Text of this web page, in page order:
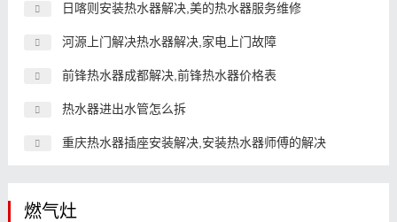
日喀则安装热水器解决,美的热水器服务维修
河源上门解决热水器解决,家电上门故障
前锋热水器成都解决,前锋热水器价格表
热水器进出水管怎么拆
重庆热水器插座安装解决,安装热水器师傅的解决
燃气灶